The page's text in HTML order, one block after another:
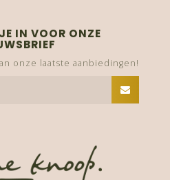
IN VOOR ONZE
onze laatste aanbiedingen!